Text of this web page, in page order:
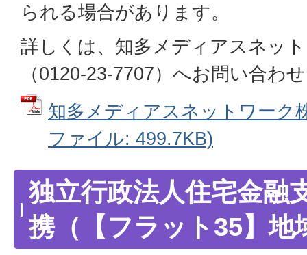
られる場合があります。
詳しくは、知多メディアスネッ
（0120-23-7707）へお問い合わ
知多メディアスネットワーク
ファイル: 499.7KB)
独立行政法人住宅金融
携（【フラット35】地